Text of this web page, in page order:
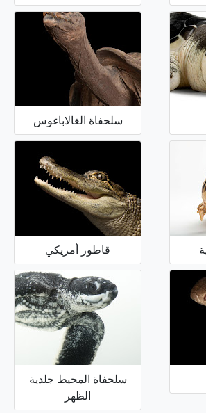
سلحفاة الغالاباغوس
قاطور أمريكي
سلحفاة المحيط جلدية
الظهر